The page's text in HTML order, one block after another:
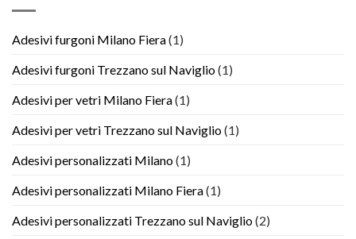
Adesivi furgoni Milano Fiera(1)
Adesivi furgoni Trezzano sul Naviglio(1)
Adesivi per vetri Milano Fiera(1)
Adesivi per vetri Trezzano sul Naviglio(1)
Adesivi personalizzati Milano(1)
Adesivi personalizzati Milano Fiera(1)
Adesivi personalizzati Trezzano sul Naviglio(2)